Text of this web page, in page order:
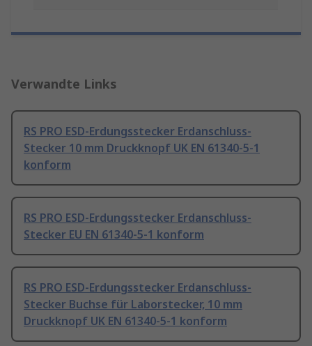
Verwandte Links
RS PRO ESD-Erdungsstecker Erdanschluss-
Stecker 10 mm Druckknopf UK EN 61340-5-1
konform
RS PRO ESD-Erdungsstecker Erdanschluss-
Stecker EU EN 61340-5-1 konform
RS PRO ESD-Erdungsstecker Erdanschluss-
Stecker Buchse für Laborstecker, 10 mm
Druckknopf UK EN 61340-5-1 konform